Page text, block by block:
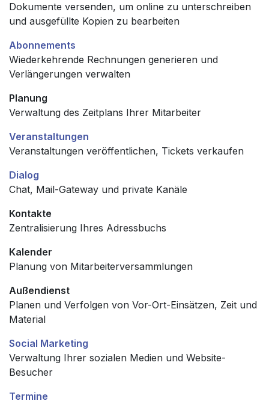
Dokumente versenden, um online zu unterschreiben
und ausgefüllte Kopien zu bearbeiten
Abonnements
Wiederkehrende Rechnungen generieren und
Verlängerungen verwalten
Planung
Verwaltung des Zeitplans Ihrer Mitarbeiter
Veranstaltungen
Veranstaltungen veröffentlichen, Tickets verkaufen
Dialog
Chat, Mail-Gateway und private Kanäle
Kontakte
Zentralisierung Ihres Adressbuchs
Kalender
Planung von Mitarbeiterversammlungen
Außendienst
Planen und Verfolgen von Vor-Ort-Einsätzen, Zeit und
Material
Social Marketing
Verwaltung Ihrer sozialen Medien und Website-
Besucher
Termine